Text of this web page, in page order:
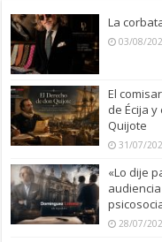
La
03/08/
El
de Écija
Quijote
31/07/
«Lo dije
28/07/